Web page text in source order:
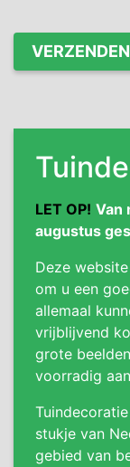
LET OP! Van
augustus
Deze
om u een
allemaal
vrijblijvend
grote
voorradig
stukje van
gebied van